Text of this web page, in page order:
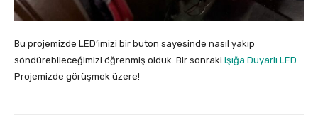
Bu projemizde LED’imizi bir buton sayesinde nasıl yakıp
söndürebileceğimizi öğrenmiş olduk. Bir sonraki Işığa Duyarlı LED
Projemizde görüşmek üzere!